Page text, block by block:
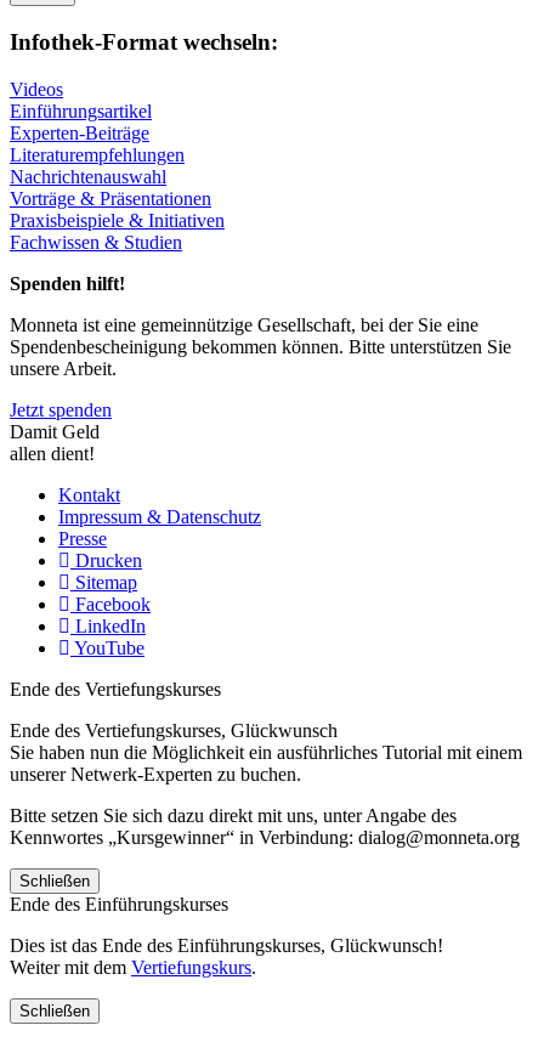
Infothek-Format wechseln:
Videos
Einführungsartikel
Experten-Beiträge
Literaturempfehlungen
Nachrichtenauswahl
Vorträge & Präsentationen
Praxisbeispiele & Initiativen
Fachwissen & Studien
Spenden hilft!
Monneta ist eine gemeinnützige Gesellschaft, bei der Sie eine
Spendenbescheinigung bekommen können. Bitte unterstützen Sie
unsere Arbeit.
Jetzt spenden
Damit Geld
allen dient!
Kontakt
Impressum & Datenschutz
Presse
Drucken
Sitemap
Facebook
LinkedIn
YouTube
Ende des Vertiefungskurses
Ende des Vertiefungskurses, Glückwunsch
Sie haben nun die Möglichkeit ein ausführliches Tutorial mit einem
unserer Netwerk-Experten zu buchen.
Bitte setzen Sie sich dazu direkt mit uns, unter Angabe des
Kennwortes „Kursgewinner“ in Verbindung: dialog@monneta.org
Schließen
Ende des Einführungskurses
Dies ist das Ende des Einführungskurses, Glückwunsch!
Weiter mit dem Vertiefungskurs.
Schließen